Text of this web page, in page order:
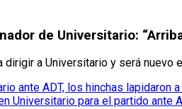
de Universitario:
dirigir a Universitario y será nuevo
ante ADT, los hinchas lapidaron a
Universitario para el partido ante